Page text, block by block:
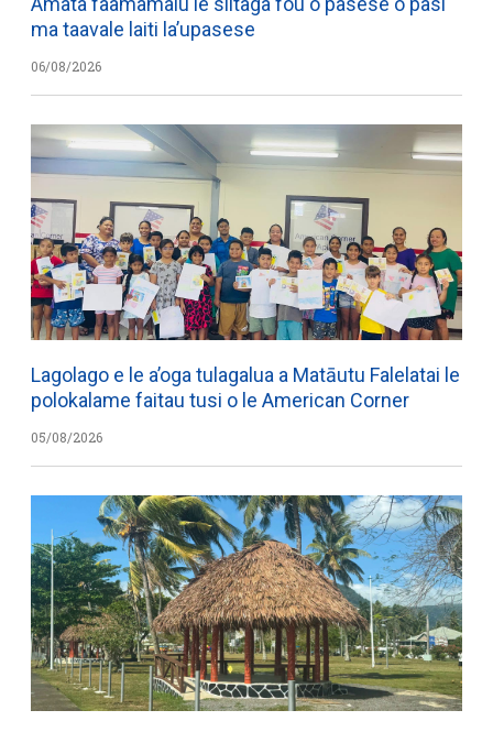
ma taavale laiti la’upasese
06/08/2026
Lagolago e le a’oga tulagalua a Matāutu Falelatai le
polokalame faitau tusi o le American Corner
05/08/2026